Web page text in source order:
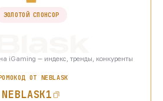
ЗОЛОТОЙ СПОНСОР
iGaming — индекс, тренды, конкуренты
ОТ NEBLASK
NEBLASK1